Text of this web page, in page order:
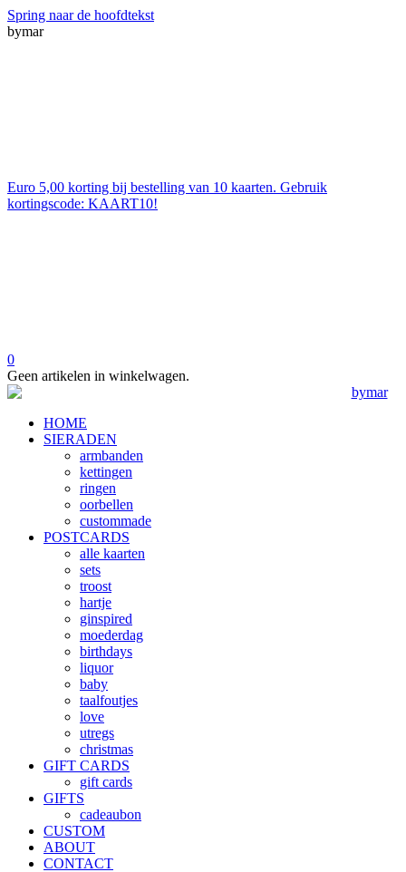
Spring naar de hoofdtekst
bymar
Euro 5,00 korting bij bestelling van 10 kaarten. Gebruik
kortingscode: KAART10!
0
Geen artikelen in winkelwagen.
HOME
SIERADEN
armbanden
kettingen
ringen
oorbellen
custommade
POSTCARDS
alle kaarten
sets
troost
hartje
ginspired
moederdag
birthdays
liquor
baby
taalfoutjes
love
utregs
christmas
GIFT CARDS
gift cards
GIFTS
cadeaubon
CUSTOM
ABOUT
CONTACT